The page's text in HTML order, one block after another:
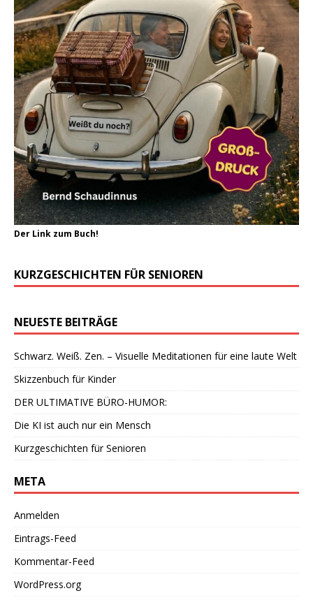
Der Link zum Buch!
KURZGESCHICHTEN FÜR SENIOREN
NEUESTE BEITRÄGE
Schwarz. Weiß. Zen. – Visuelle Meditationen für eine laute Welt
Skizzenbuch für Kinder
DER ULTIMATIVE BÜRO-HUMOR:
Die KI ist auch nur ein Mensch
Kurzgeschichten für Senioren
META
Anmelden
Eintrags-Feed
Kommentar-Feed
WordPress.org